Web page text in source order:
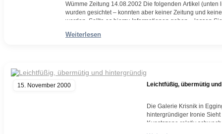
Wümme Zeitung 14.08.2002 Die folgenden Artikel
wurden gesichtet – konnten aber keiner Zeitung und
werden. Sollte es hierzu Informationen geben – lassen
Weiterlesen
Weiterlesen
15. November 2000 Leichtfüßig, übermütig
Die Galerie Krisnik in
hintergründiger Ironie
Kunstszene relativ